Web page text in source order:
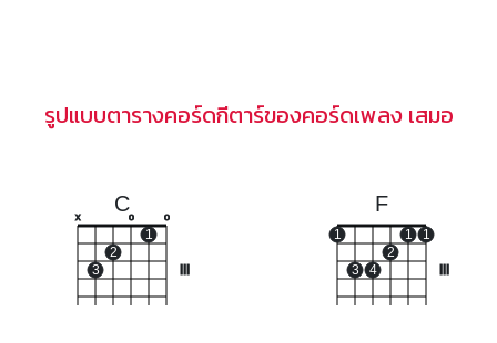
รูปแบบตารางคอร์ดกีตาร์ของคอร์ดเพลง เสมอ
C
x
3
2
o
1
o
F
1
3 4
2
1 1